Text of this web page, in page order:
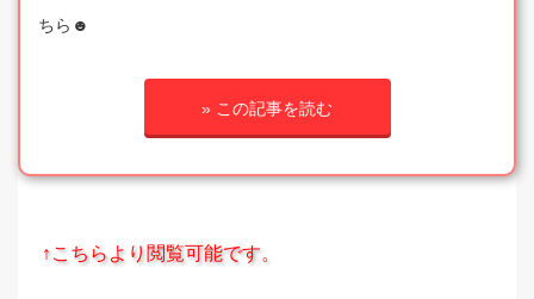
ちら☻
» この記事を読む
↑こちらより閲覧可能です。